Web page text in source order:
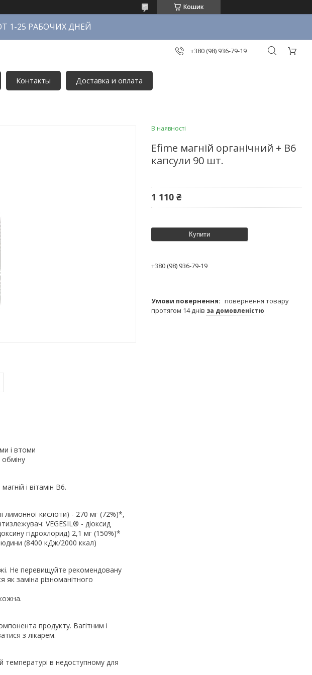
Кошик
1-25 РАБОЧИХ ДНЕЙ
+380 (98) 936-79-19
Контакты Доставка и оплата
і втоми
обміну
і вітамін B6.
лимонної кислоти) - 270 мг (72%)*,
VEGESIL® - діоксид
гідрохлорид) 2,1 мг (150%)*
(8400 кДж/2000 ккал)
Не перевищуйте рекомендовану
заміна різноманітного
продукту. Вагітним і
з лікарем.
температурі в недоступному для
В наявності
Efime магній органічний + B6
капсули 90 шт.
1 110 ₴
Купити
+380 (98) 936-79-19
повернення товару
протягом 14 днів за домовленістю